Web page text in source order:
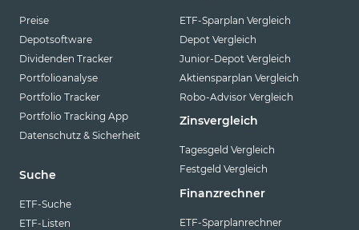
Preise
Depotsoftware
Dividenden Tracker
Portfolioanalyse
Portfolio Tracker
Portfolio Tracking App
Datenschutz & Sicherheit
Suche
ETF-Suche
ETF-Listen
ETF-Sparplan Vergleich
Depot Vergleich
Junior-Depot Vergleich
Aktiensparplan Vergleich
Robo-Advisor Vergleich
Zinsvergleich
Tagesgeld Vergleich
Festgeld Vergleich
Finanzrechner
ETF-Sparplanrechner